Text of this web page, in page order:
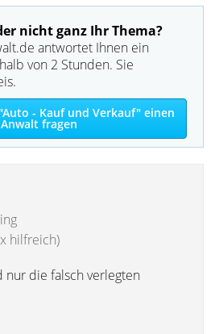
nicht ganz Ihr Thema?
antwortet Ihnen ein
von 2 Stunden. Sie
- Kauf und Verkauf" einen
Anwalt fragen
hilfreich)
nur die falsch verlegten